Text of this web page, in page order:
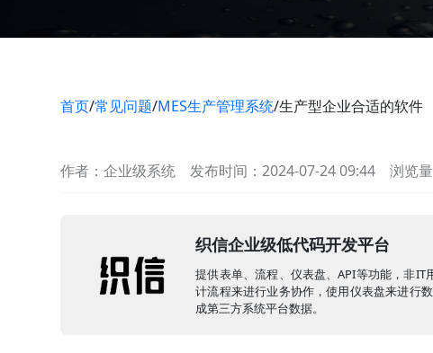
首页/常见问题/MES生产管理系统/生产型企业合适的软件
作者：企业级系统 发布时间：2024-07-24 09:44 浏览
织信企业级低代码开发平台
提供表单、流程、仪表盘、API等功能，非
计流程来进行业务协作，使用仪表盘来进行
成第三方系统平台数据。